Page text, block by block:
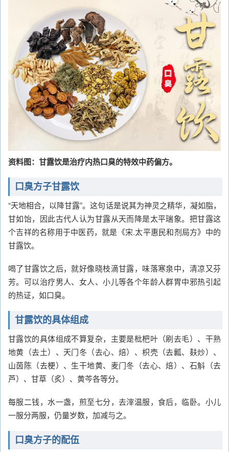
资料图：甘露饮是治疗内热口臭的特效中药偏方。
口臭方子甘露饮
“天地相合，以降甘露”。这句话是说其为神灵之精华，凝如脂，
甘如饴，因此古代人认为甘露从天而降是太平瑞象。把甘露这
个吉祥的名称用于中医药，就是《宋.太平惠民和剂局方》中的
甘露饮。
喝了甘露饮之后，就好像晓枝滴甘露，味落寒泉中，清凉又芬
芳。可以治疗男人、女人、小儿等各个年龄人群胃中邪热引起
的热证，如口臭。
甘露饮的具体组成
甘露饮的具体组成不算复杂，主要是枇杷叶（刷去毛）、干熟
地黄（去土）、天门冬（去心、焙）、枳壳（去瓤、麸炒）、
山茵陈（去梗）、生干地黄、麦门冬（去心、焙）、石斛（去
芦）、甘草（炙）、黄芩各等分。
每服二钱，水一盏，煎至七分，去滓温服，食后，临卧。小儿
一服分两服，仍量岁数，加减与之。
口臭方子的配伍